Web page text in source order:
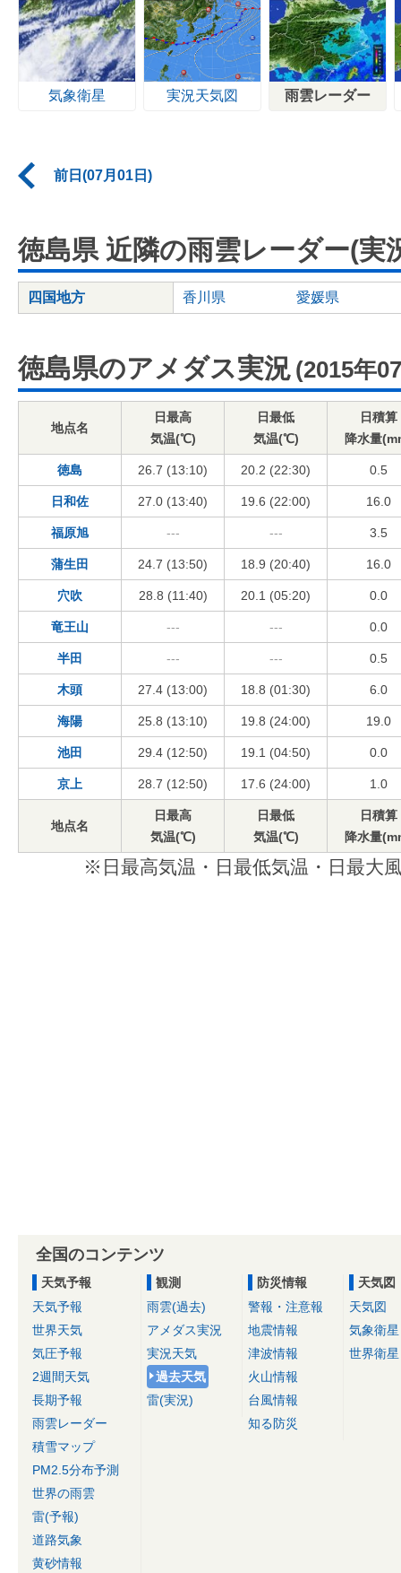
気象衛星 実況天気図 雨雲レーダー
前日(07月01日)
徳島県 近隣の雨雲レーダー(実
四国地方 香川県 愛媛県
徳島県のアメダス実況 (2015年
地点名
日最高
気温(℃)
日最低
気温(℃)
日積算
降水量
徳島 26.7 (13:10) 20.2 (22:30) 0.5
日和佐 27.0 (13:40) 19.6 (22:00) 16.0
福原旭 --- --- 3.5
蒲生田 24.7 (13:50) 18.9 (20:40) 16.0
穴吹 28.8 (11:40) 20.1 (05:20) 0.0
竜王山 --- --- 0.0
半田 --- --- 0.5
木頭 27.4 (13:00) 18.8 (01:30) 6.0
海陽 25.8 (13:10) 19.8 (24:00) 19.0
池田 29.4 (12:50) 19.1 (04:50) 0.0
京上 28.7 (12:50) 17.6 (24:00) 1.0
地点名
日最高
気温(℃)
日最低
気温(℃)
日積算
降水量
※日最高気温・日最低気温・日最大
全国のコンテンツ
天気予報
天気予報
世界天気
気圧予報
2週間天気
長期予報
雨雲レーダー
積雪マップ
PM2.5分布予測
世界の雨雲
雷(予報)
道路気象
黄砂情報
観測
雨雲(過去)
アメダス実況
実況天気
過去天気
雷(実況)
防災情報
警報・注意報
地震情報
津波情報
火山情報
台風情報
知る防災
天気図
天気図
気象衛星
世界衛星